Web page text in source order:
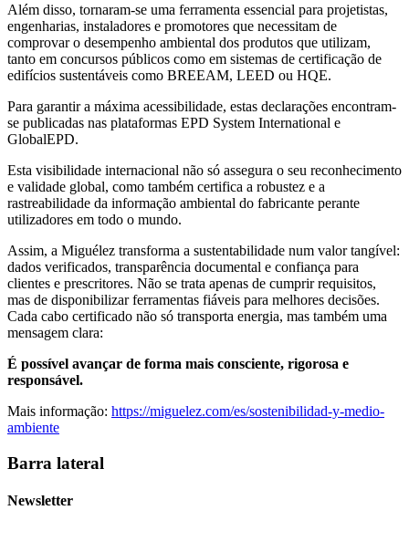
Além disso, tornaram-se uma ferramenta essencial para projetistas,
engenharias, instaladores e promotores que necessitam de
comprovar o desempenho ambiental dos produtos que utilizam,
tanto em concursos públicos como em sistemas de certificação de
edifícios sustentáveis como BREEAM, LEED ou HQE.
Para garantir a máxima acessibilidade, estas declarações encontram-
se publicadas nas plataformas EPD System International e
GlobalEPD.
Esta visibilidade internacional não só assegura o seu reconhecimento
e validade global, como também certifica a robustez e a
rastreabilidade da informação ambiental do fabricante perante
utilizadores em todo o mundo.
Assim, a Miguélez transforma a sustentabilidade num valor tangível:
dados verificados, transparência documental e confiança para
clientes e prescritores. Não se trata apenas de cumprir requisitos,
mas de disponibilizar ferramentas fiáveis para melhores decisões.
Cada cabo certificado não só transporta energia, mas também uma
mensagem clara:
É possível avançar de forma mais consciente, rigorosa e
responsável.
Mais informação: https://miguelez.com/es/sostenibilidad-y-medio-
ambiente
Barra lateral
Newsletter